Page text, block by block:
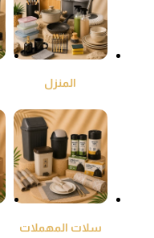
المنزل
سلات المهملات